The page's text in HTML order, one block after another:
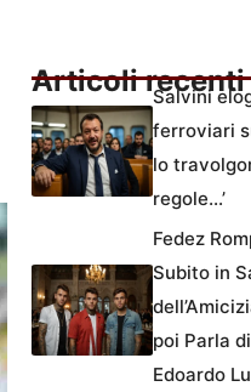
Articoli recenti
Salvini
ferroviari
lo
regole…’
Fedez
Subito in
poi Parla
Edoardo